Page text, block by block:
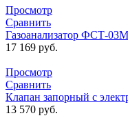
Просмотр
Сравнить
Газоанализатор ФСТ-03М
17 169 руб.
Просмотр
Сравнить
Клапан запорный с
13 570 руб.